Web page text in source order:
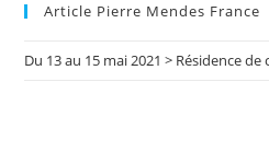
Article Pierre Mendes France
Du 13 au 15 mai 2021 > Résidence de